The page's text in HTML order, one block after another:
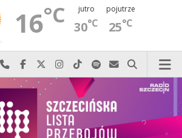
16°C jutro
30°C
pojutrze
25°C
Najlepiej po prostu do nas zadzwoń
Odwiedź nas na Facebook-u
Odwiedź nas na X
Odwiedź nas na Instagram-ie
Odwiedź nas na TikTok-u
Szukaj nas na Spotify
Wyślij do nas
Szukaj